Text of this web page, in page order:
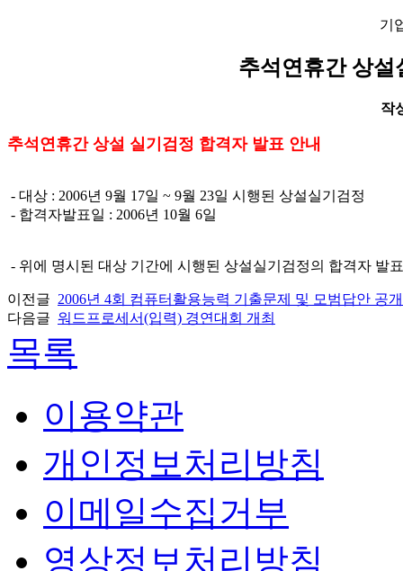
기
추석연휴간 상
작
추석연휴간 상설 실기검정 합격자 발표 안내
- 대상 : 2006년 9월 17일 ~ 9월 23일 시행된 상설실기검정
- 합격자발표일 : 2006년 10월 6일
- 위에 명시된 대상 기간에 시행된 상설실기검정의 합격자 발
이전글 2006년 4회 컴퓨터활용능력 기출문제 및 모범답안 공
다음글 워드프로세서(입력) 경연대회 개최
목록
이용약관
개인정보처리방침
이메일수집거부
영상정보처리방침